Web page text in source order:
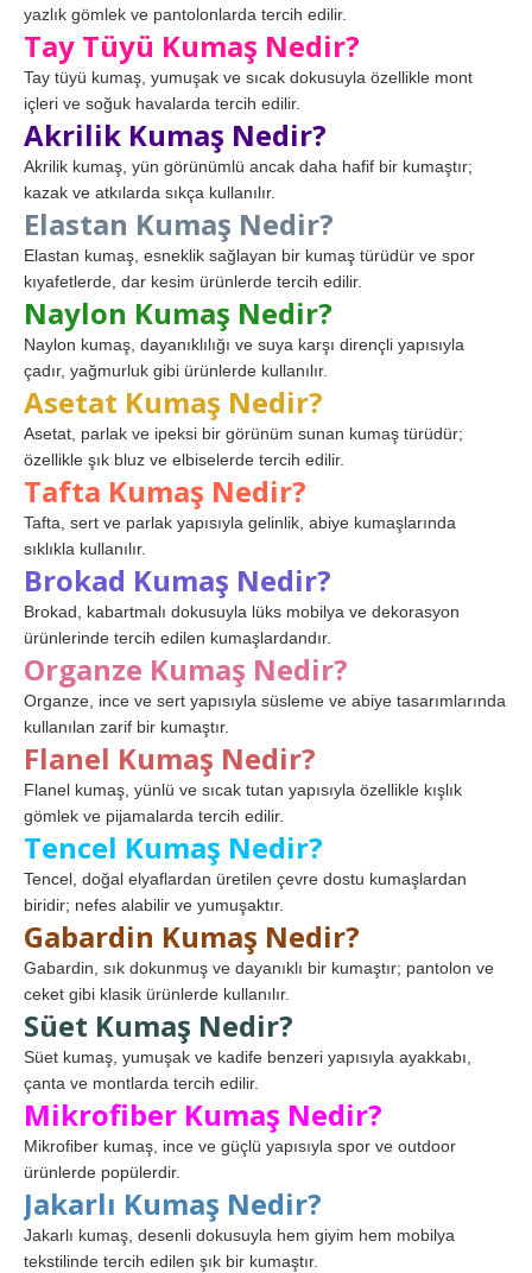
yazlık gömlek ve pantolonlarda tercih edilir.
Tay Tüyü Kumaş Nedir?
Tay tüyü kumaş, yumuşak ve sıcak dokusuyla özellikle mont
içleri ve soğuk havalarda tercih edilir.
Akrilik Kumaş Nedir?
Akrilik kumaş, yün görünümlü ancak daha hafif bir kumaştır;
kazak ve atkılarda sıkça kullanılır.
Elastan Kumaş Nedir?
Elastan kumaş, esneklik sağlayan bir kumaş türüdür ve spor
kıyafetlerde, dar kesim ürünlerde tercih edilir.
Naylon Kumaş Nedir?
Naylon kumaş, dayanıklılığı ve suya karşı dirençli yapısıyla
çadır, yağmurluk gibi ürünlerde kullanılır.
Asetat Kumaş Nedir?
Asetat, parlak ve ipeksi bir görünüm sunan kumaş türüdür;
özellikle şık bluz ve elbiselerde tercih edilir.
Tafta Kumaş Nedir?
Tafta, sert ve parlak yapısıyla gelinlik, abiye kumaşlarında
sıklıkla kullanılır.
Brokad Kumaş Nedir?
Brokad, kabartmalı dokusuyla lüks mobilya ve dekorasyon
ürünlerinde tercih edilen kumaşlardandır.
Organze Kumaş Nedir?
Organze, ince ve sert yapısıyla süsleme ve abiye tasarımlarında
kullanılan zarif bir kumaştır.
Flanel Kumaş Nedir?
Flanel kumaş, yünlü ve sıcak tutan yapısıyla özellikle kışlık
gömlek ve pijamalarda tercih edilir.
Tencel Kumaş Nedir?
Tencel, doğal elyaflardan üretilen çevre dostu kumaşlardan
biridir; nefes alabilir ve yumuşaktır.
Gabardin Kumaş Nedir?
Gabardin, sık dokunmuş ve dayanıklı bir kumaştır; pantolon ve
ceket gibi klasik ürünlerde kullanılır.
Süet Kumaş Nedir?
Süet kumaş, yumuşak ve kadife benzeri yapısıyla ayakkabı,
çanta ve montlarda tercih edilir.
Mikrofiber Kumaş Nedir?
Mikrofiber kumaş, ince ve güçlü yapısıyla spor ve outdoor
ürünlerde popülerdir.
Jakarlı Kumaş Nedir?
Jakarlı kumaş, desenli dokusuyla hem giyim hem mobilya
tekstilinde tercih edilen şık bir kumaştır.